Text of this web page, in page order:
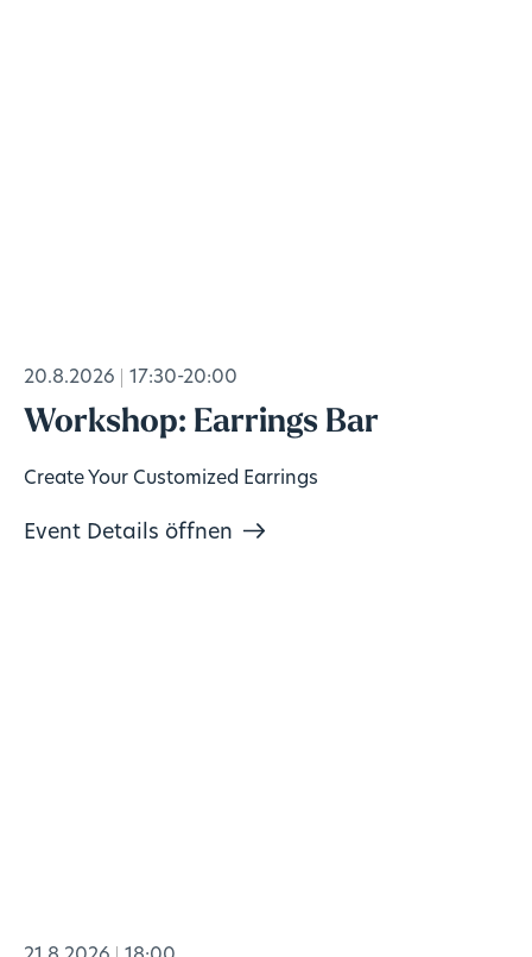
20.8.2026 17:30-20:00
Workshop: Earrings Bar
Create Your Customized Earrings
Event Details öffnen